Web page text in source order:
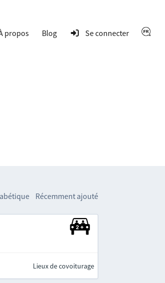
propos Blog Se connecter
Récemment ajouté
Lieux de covoiturage